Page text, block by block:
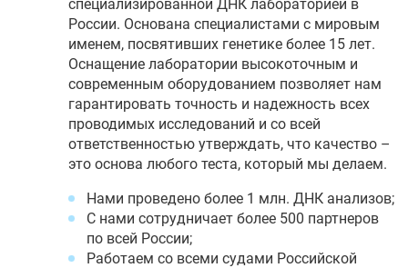
специализированной ДНК лабораторией в
России. Основана специалистами с мировым
именем, посвятивших генетике более 15 лет.
Оснащение лаборатории высокоточным и
современным оборудованием позволяет нам
гарантировать точность и надежность всех
проводимых исследований и со всей
ответственностью утверждать, что качество –
это основа любого теста, который мы делаем.
Нами проведено более 1 млн. ДНК анализов;
С нами сотрудничает более 500 партнеров
по всей России;
Работаем со всеми судами Российской